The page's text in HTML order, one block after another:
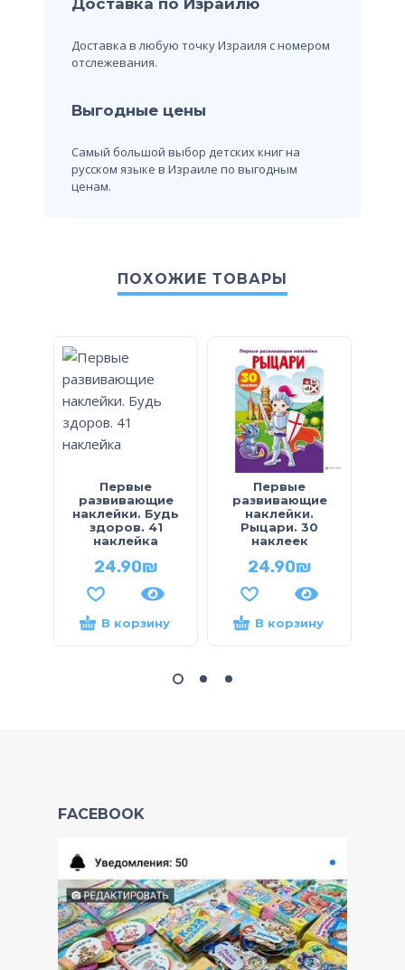
Доставка по Израилю
Доставка в любую точку Израиля с номером
отслежевания.
Выгодные цены
Самый большой выбор детских книг на
русском языке в Израиле по выгодным
ценам.
ПОХОЖИЕ ТОВАРЫ
Первые
развивающие
наклейки. Будь
здоров. 41
наклейка
24.90₪
В корзину
Первые
развивающие
наклейки.
Рыцари. 30
наклеек
24.90₪
В корзину
FACEBOOK